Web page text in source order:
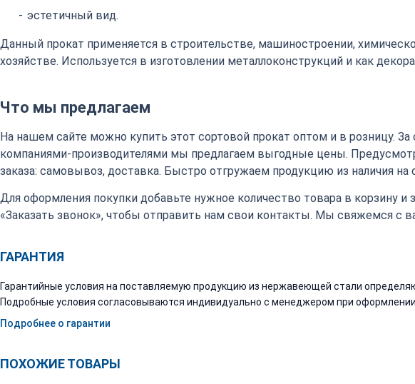
эстетичный вид.
Данный прокат применяется в строительстве, машиностроении,
хозяйстве. Используется в изготовлении металлоконструкций и как
Что мы предлагаем
На нашем сайте можно купить этот сортовой прокат оптом и в розницу. За
компаниями-производителями мы предлагаем выгодные цены.
заказа: самовывоз, доставка. Быстро отгружаем продукцию из наличия на
Для оформления покупки добавьте нужное количество товара в корзину
«Заказать звонок», чтобы отправить нам свои контакты. Мы свяжемся с
ГАРАНТИЯ
Гарантийные условия на поставляемую продукцию из нержавеющей стали
Подробные условия согласовываются индивидуально с менеджером при оформлении
Подробнее о гарантии
ПОХОЖИЕ ТОВАРЫ